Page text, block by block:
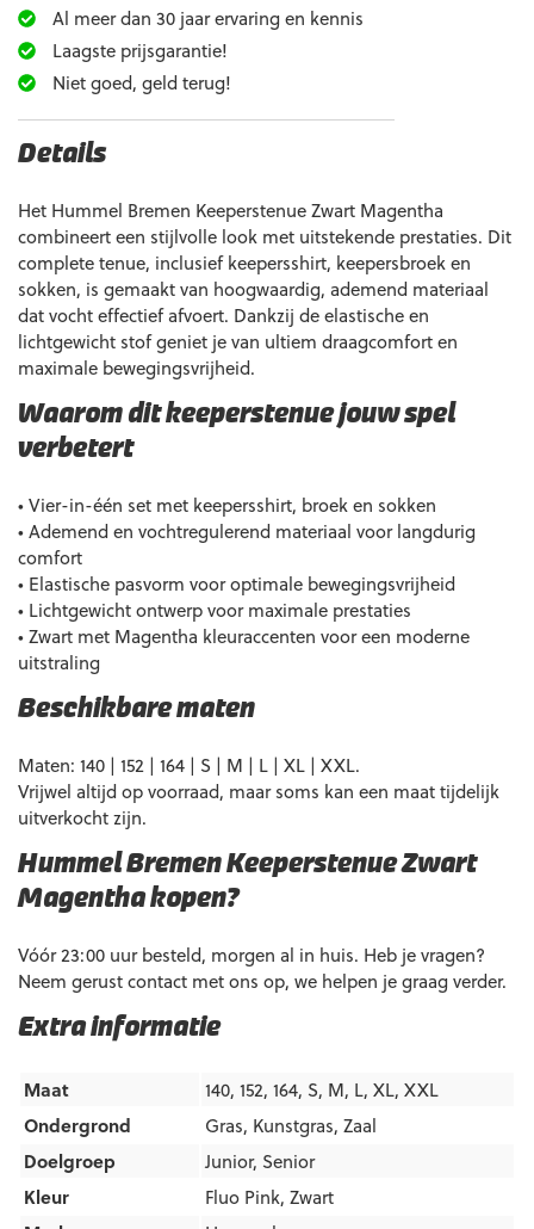
Al meer dan 30 jaar ervaring en kennis
Laagste prijsgarantie!
Niet goed, geld terug!
Extra informatie
Maat
140, 152, 164, S, M, L, XL, XXL
Ondergrond
Gras, Kunstgras, Zaal
Doelgroep
Junior, Senior
Kleur
Fluo Pink, Zwart
Details
Het Hummel Bremen Keeperstenue Zwart Magentha
combineert een stijlvolle look met uitstekende prestaties. Dit
complete tenue, inclusief keepersshirt, keepersbroek en
sokken, is gemaakt van hoogwaardig, ademend materiaal
dat vocht effectief afvoert. Dankzij de elastische en
lichtgewicht stof geniet je van ultiem draagcomfort en
maximale bewegingsvrijheid.
Waarom dit keeperstenue jouw spel
verbetert
• Vier-in-één set met keepersshirt, broek en sokken
• Ademend en vochtregulerend materiaal voor langdurig
comfort
• Elastische pasvorm voor optimale bewegingsvrijheid
• Lichtgewicht ontwerp voor maximale prestaties
• Zwart met Magentha kleuraccenten voor een moderne
uitstraling
Beschikbare maten
Maten: 140 | 152 | 164 | S | M | L | XL | XXL.
Vrijwel altijd op voorraad, maar soms kan een maat tijdelijk
uitverkocht zijn.
Hummel Bremen Keeperstenue Zwart
Magentha kopen?
Vóór 23:00 uur besteld, morgen al in huis. Heb je vragen?
Neem gerust contact met ons op, we helpen je graag verder.